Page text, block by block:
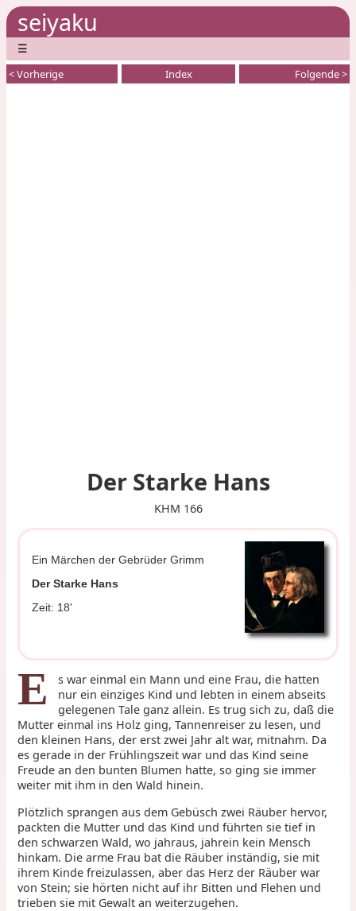
seiyaku
☰
< Vorherige Index Folgende >
Der Starke Hans
KHM 166
Ein Märchen der Gebrüder Grimm
Der Starke Hans
Zeit: 18'
E
s war einmal ein Mann und eine Frau, die hatten
nur ein einziges Kind und lebten in einem abseits
gelegenen Tale ganz allein. Es trug sich zu, daß die
Mutter einmal ins Holz ging, Tannenreiser zu lesen, und
den kleinen Hans, der erst zwei Jahr alt war, mitnahm. Da
es gerade in der Frühlingszeit war und das Kind seine
Freude an den bunten Blumen hatte, so ging sie immer
weiter mit ihm in den Wald hinein.
Plötzlich sprangen aus dem Gebüsch zwei Räuber hervor,
packten die Mutter und das Kind und führten sie tief in
den schwarzen Wald, wo jahraus, jahrein kein Mensch
hinkam. Die arme Frau bat die Räuber inständig, sie mit
ihrem Kinde freizulassen, aber das Herz der Räuber war
von Stein; sie hörten nicht auf ihr Bitten und Flehen und
trieben sie mit Gewalt an weiterzugehen.